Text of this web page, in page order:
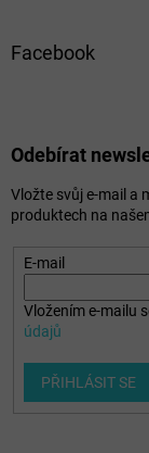
Facebook
Odebírat
Vložte svůj e-mail a
produktech na
E-mail
Vložením e-mailu
údajů
PŘIHLÁSIT SE